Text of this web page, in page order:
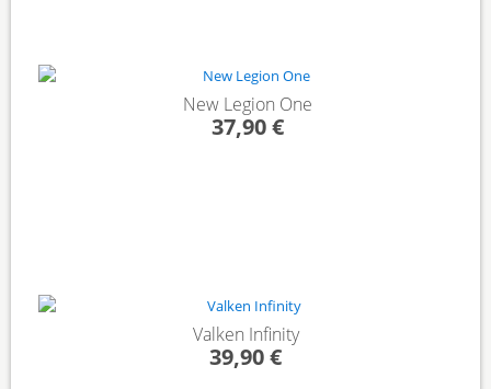
New Legion One
37,90 €
Valken Infinity
39,90 €